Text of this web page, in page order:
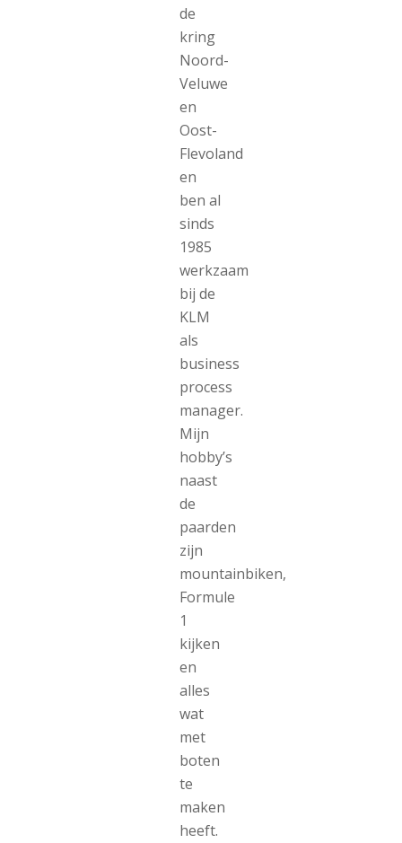
de
kring
Noord-
Veluwe
en
Oost-
Flevoland
en
ben al
sinds
1985
werkzaam
bij de
KLM
als
business
process
manager.
Mijn
hobby’s
naast
de
paarden
zijn
mountainbiken,
Formule
1
kijken
en
alles
wat
met
boten
te
maken
heeft.